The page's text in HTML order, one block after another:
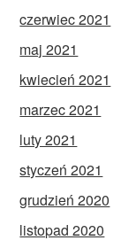
czerwiec 2021
maj 2021
kwiecień 2021
marzec 2021
luty 2021
styczeń 2021
grudzień 2020
listopad 2020